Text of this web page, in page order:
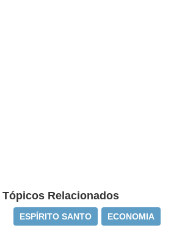
Tópicos Relacionados
ESPÍRITO SANTO ECONOMIA